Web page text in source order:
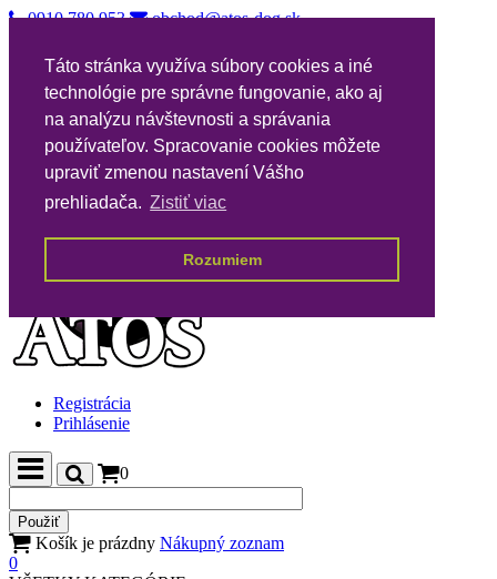
Táto stránka využíva súbory cookies a iné
technológie pre správne fungovanie, ako aj
na analýzu návštevnosti a správania
používateľov. Spracovanie cookies môžete
upraviť zmenou nastavení Vášho
prehliadača. Zistiť viac
Rozumiem
0910 780 953
obchod@atos-dog.sk
Vernostný katalóg
Nákupné podmienky
Všeobecné podmienky VPA
Poštovné
Kontakty
Registrácia
Prihlásenie
0
Košík je prázdny Nákupný zoznam
0